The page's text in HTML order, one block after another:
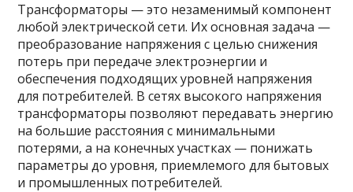
Трансформаторы — это незаменимый компонент
любой электрической сети. Их основная задача —
преобразование напряжения с целью снижения
потерь при передаче электроэнергии и
обеспечения подходящих уровней напряжения
для потребителей. В сетях высокого напряжения
трансформаторы позволяют передавать энергию
на большие расстояния с минимальными
потерями, а на конечных участках — понижать
параметры до уровня, приемлемого для бытовых
и промышленных потребителей.